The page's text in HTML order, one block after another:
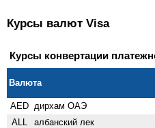
Курсы валют Visa
Курсы конвертации
Валюта
AED дирхам ОАЭ
ALL албанский лек